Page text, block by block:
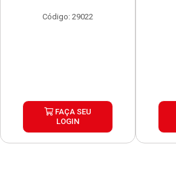
Código: 29022
FAÇA SEU
LOGIN